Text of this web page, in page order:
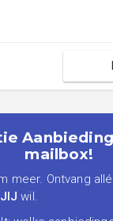
mailbox!
meer. Ontvang
JIJ wil.